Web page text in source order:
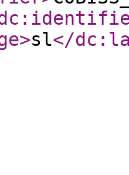
>sl</